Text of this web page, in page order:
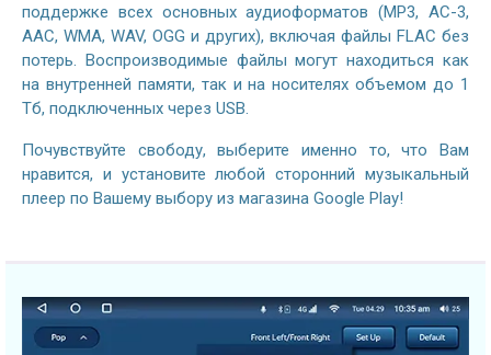
поддержке всех основных аудиоформатов (MP3, AC-3,
AAC, WMA, WAV, OGG и других), включая файлы FLAC без
потерь. Воспроизводимые файлы могут находиться как
на внутренней памяти, так и на носителях объемом до 1
Тб, подключенных через USB.
Почувствуйте свободу, выберите именно то, что Вам
нравится, и установите любой сторонний музыкальный
плеер по Вашему выбору из магазина Google Play!